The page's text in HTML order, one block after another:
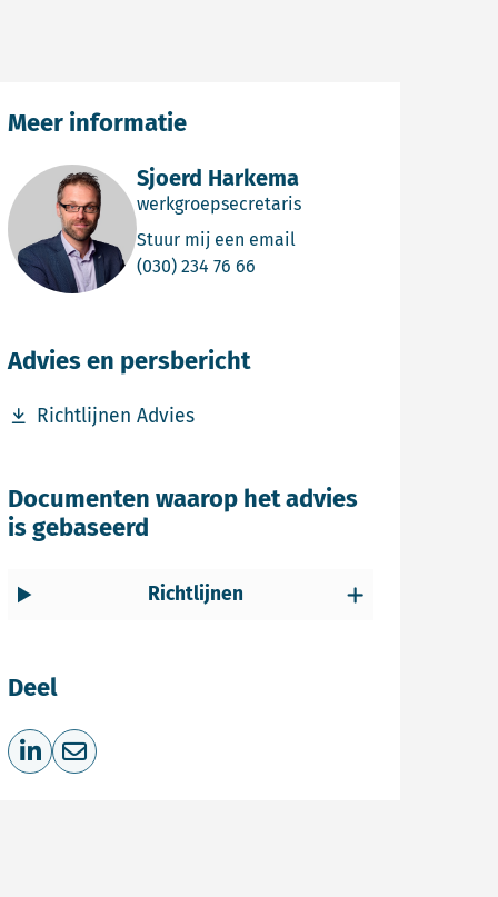
Sjoerd Harkema
werkgroepsecretaris
Stuur mij een email
(030) 234 76 66
Meer informatie
Advies en persbericht
Richtlijnen Advies
Download bestand Richtlijnen Advies
Documenten waarop het advies
is gebaseerd
Richtlijnen
Deel
Deel op LinkedIn
Deel via e-mail